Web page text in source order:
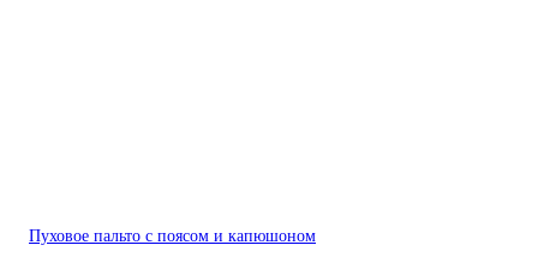
Пуховое пальто с поясом и капюшоном